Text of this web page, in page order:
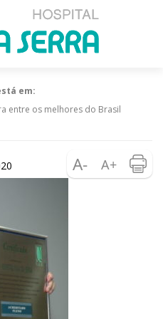
em:
entre os melhores do Brasil